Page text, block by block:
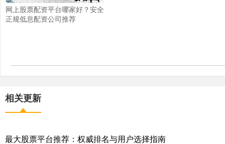
网上股票配资平台哪家好？安全
正规低息配资公司推荐
相关更新
最大股票平台推荐：权威排名与用户选择指南